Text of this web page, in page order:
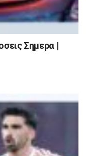
Σημερα |